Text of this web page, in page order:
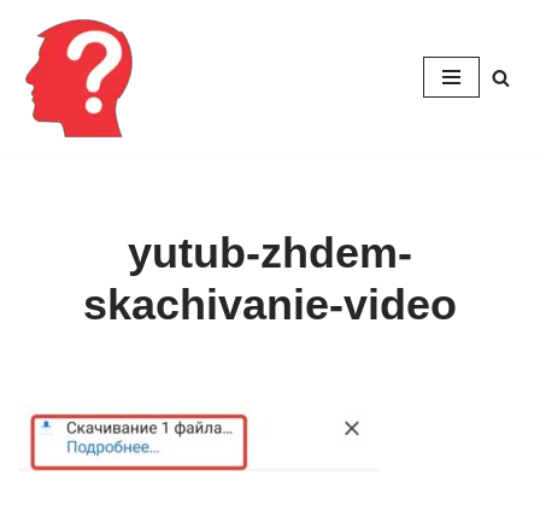
Перейти
содержимому
yutub-zhdem-
skachivanie-video